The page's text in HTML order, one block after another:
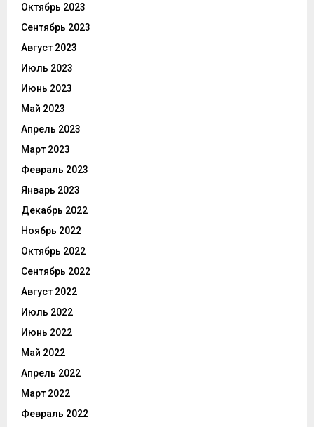
Октябрь 2023
Сентябрь 2023
Август 2023
Июль 2023
Июнь 2023
Май 2023
Апрель 2023
Март 2023
Февраль 2023
Январь 2023
Декабрь 2022
Ноябрь 2022
Октябрь 2022
Сентябрь 2022
Август 2022
Июль 2022
Июнь 2022
Май 2022
Апрель 2022
Март 2022
Февраль 2022